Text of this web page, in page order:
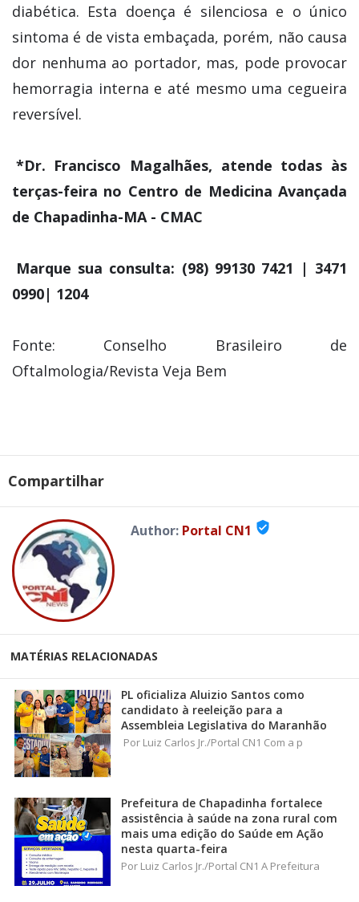
diabética. Esta doença é silenciosa e o único
sintoma é de vista embaçada, porém, não causa
dor nenhuma ao portador, mas, pode provocar
hemorragia interna e até mesmo uma cegueira
reversível.
*Dr. Francisco Magalhães, atende todas às
terças-feira no Centro de Medicina Avançada
de Chapadinha-MA - CMAC
Marque sua consulta: (98) 99130 7421 | 3471
0990| 1204
Fonte: Conselho Brasileiro de
Oftalmologia/Revista Veja Bem
Compartilhar
Author: Portal CN1 verified_user
MATÉRIAS RELACIONADAS
PL oficializa Aluizio Santos como
candidato à reeleição para a
Assembleia Legislativa do Maranhão
Por Luiz Carlos Jr./Portal CN1 Com a p
Prefeitura de Chapadinha fortalece
assistência à saúde na zona rural com
mais uma edição do Saúde em Ação
nesta quarta-feira
Por Luiz Carlos Jr./Portal CN1 A Prefeitura